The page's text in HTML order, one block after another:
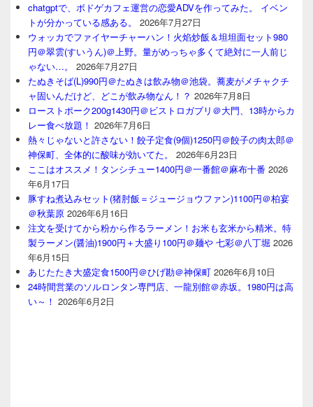
chatgptで、ボドゲカフェ運営の恋愛ADVを作ってみた。 イベン
トが分かっている感ある。
2026年7月27日
ウォッカでファイヤーチャーハン！火焰炒飯＆坦坦面セット980
円＠翠雲(すいうん)＠上野。量がめっちゃ多くて絶対に一人前じ
ゃない…。
2026年7月27日
たぬきそば(L)990円＠たぬきは飲み物＠池袋。蕎麦がメチャクチ
ャ固いんだけど、どこが飲み物なん！？ 2026年7月8日
ローストポーク200g1430円＠ビストロガブリ＠大門、13時からカ
レー食べ放題！ 2026年7月6日
熱々じゃないと許さない！餃子定食(9個)1250円＠餃子の肉太郎＠
神保町、全体的に酸味が効いてた。
2026年6月23日
ここはオススメ！タンシチュー1400円＠一番館＠麻布十番 2026
年6月17日
豚すね煮込みセット(猪肘飯＝ジュージョウファン)1100円＠柏宴
＠秋葉原 2026年6月16日
注文を受けてから粉から作るラーメン！お米も玄米から精米。特
製ラーメン(醤油)1900円＋大盛り100円＠麺や 七彩＠八丁堀 2026
年6月15日
あじたたき大盛定食1500円＠ひげ勘＠神保町 2026年6月10日
24時間営業のソルロンタン専門店、一龍別館＠赤坂。1980円は高
い～！ 2026年6月2日